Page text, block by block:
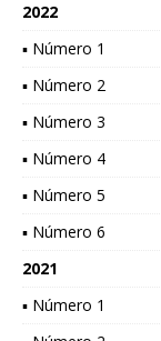
2022
▪ Número 1
▪ Número 2
▪ Número 3
▪ Número 4
▪ Número 5
▪ Número 6
2021
▪ Número 1